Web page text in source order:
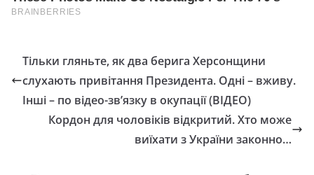
Тільки гляньте, як два берига Херсонщини
слухають привітання Президента. Одні – вживу.
Інші – по відео-зв’язку в окупації (ВІДЕО)
Кордон для чоловіків відкритий. Хто може
виїхати з України законно…